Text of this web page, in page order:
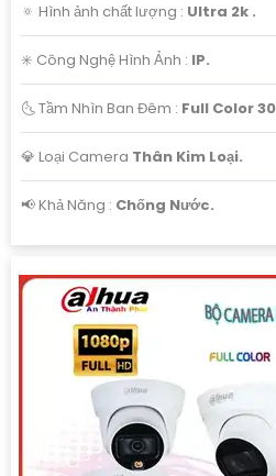
🔅 Hình ảnh chất lượng : Ultra 2k .
✳️ Công Nghệ Hình Ảnh : IP.
🌜 Tầm Nhìn Ban Đêm : Full Color
💎 Loại Camera Thân Kim Loại.
️📢 Khả Năng : Chống Nước.